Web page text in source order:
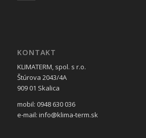
KONTAKT
KLIMATERM, spol. s r.o.
Štúrova 2043/4A
909 01 Skalica
mobil: 0948 630 036
e-mail: info@klima-term.sk